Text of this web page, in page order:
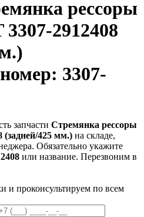
рессоры
2912408
3307-
запчасти Стремянка рессоры
425 мм.) на складе,
Обязательно укажите
или название. Перезвоним в
и проконсультируем по всем